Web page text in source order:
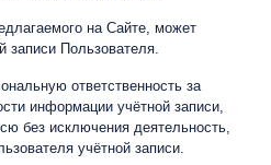
на Сайте, может
записи Пользователя.
ответственность за
информации учётной записи,
без исключения деятельность,
учётной записи.